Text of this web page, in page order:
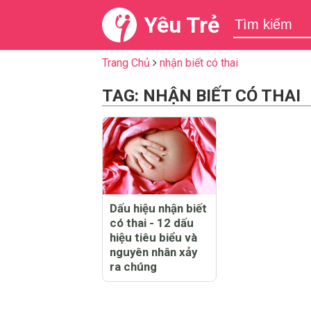
Yêu Trẻ
Trang Chủ nhận biết có thai
TAG: NHẬN BIẾT CÓ THAI
Dấu hiệu nhận biết
có thai - 12 dấu
hiệu tiêu biểu và
nguyên nhân xảy
ra chúng